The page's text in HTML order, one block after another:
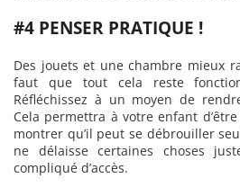
#4 PENSER PRATIQUE !
Des jouets et une chambre mieux
faut que tout cela reste
Réfléchissez à un moyen de
Cela permettra à votre enfant
montrer qu’il peut se débrouiller
ne délaisse certaines choses
compliqué d’accès.